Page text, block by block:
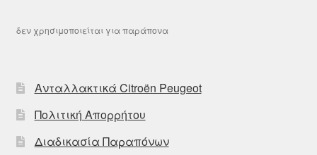
δεν χρησιμοποιείται για παράπονα
Ανταλλακτικά Citroën Peugeot
Πολιτική Απορρήτου
Διαδικασία Παραπόνων